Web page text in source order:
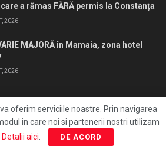
a rămas FĂRĂ permis la Constanța
2026
MAJORĂ în Mamaia, zona hotel
2026
Editia print
FocusAds
oferim serviciile noastre. Prin navigarea
in care noi si partenerii nostri utilizam
Detalii aici DE ACORD